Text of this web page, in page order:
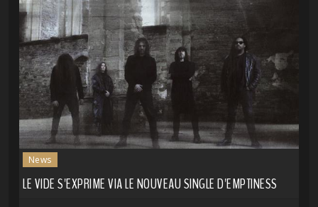
News
LE VIDE S'EXPRIME VIA LE NOUVEAU SINGLE D'EMPTINESS